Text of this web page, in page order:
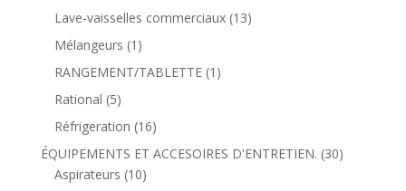
Lave-vaisselles commerciaux (13)
Mélangeurs (1)
RANGEMENT/TABLETTE (1)
Rational (5)
Réfrigeration (16)
ÉQUIPEMENTS ET ACCESOIRES D'ENTRETIEN. (30)
Aspirateurs (10)